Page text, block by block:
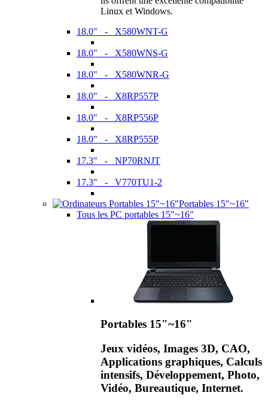
Linux et Windows.
18.0" - X580WNT-G
18.0" - X580WNS-G
18.0" - X580WNR-G
18.0" - X8RP557P
18.0" - X8RP556P
18.0" - X8RP555P
17.3" - NP70RNJT
17.3" - V770TU1-2
Portables 15"~16"
Tous les PC portables 15"~16"
Portables 15"~16"
Jeux vidéos, Images 3D, CAO,
Applications graphiques, Calculs
intensifs, Développement, Photo,
Vidéo, Bureautique, Internet.